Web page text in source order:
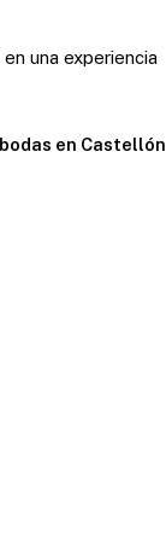
una experiencia
bodas en Castellón